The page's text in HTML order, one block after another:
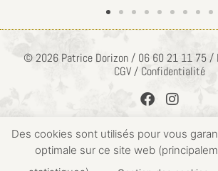
© 2026 Patrice Dorizon / 06 60 21 11 75 /
CGV / Confidentialité
ACCÈS PRIVÉ
Des cookies sont utilisés pour vous
optimale sur ce site web